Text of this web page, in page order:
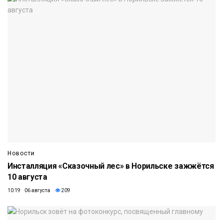
Новости
Инсталляция «Сказочный лес» в Норильске зажжётся
10 августа
10:19 06 августа 209